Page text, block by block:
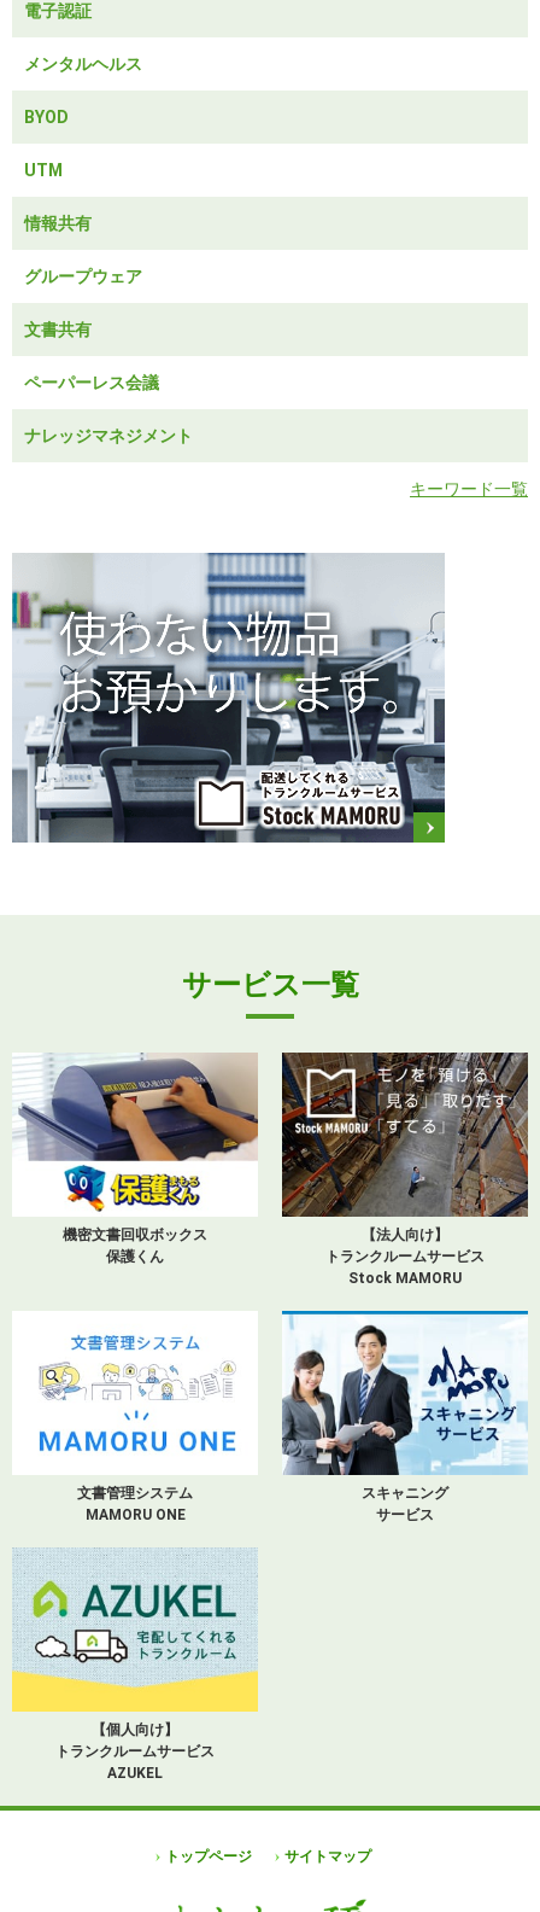
電子認証
メンタルヘルス
BYOD
UTM
情報共有
グループウェア
文書共有
ペーパーレス会議
ナレッジマネジメント
キーワード一覧
サービス一覧
機密文書回収ボックス
保護くん
【法人向け】
トランクルームサービス
Stock MAMORU
文書管理システム
MAMORU ONE
スキャニング
サービス
【個人向け】
トランクルームサービス
AZUKEL
トップページ サイトマップ